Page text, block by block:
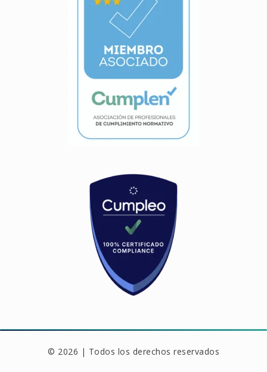
© 2026 | Todos los derechos reservados